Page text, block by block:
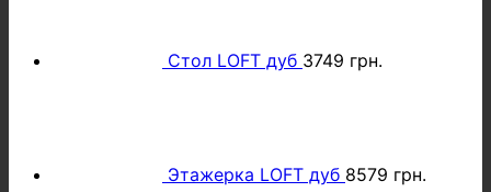
Стол LOFT дуб 3749 грн.
Этажерка LOFT дуб 8579 грн.